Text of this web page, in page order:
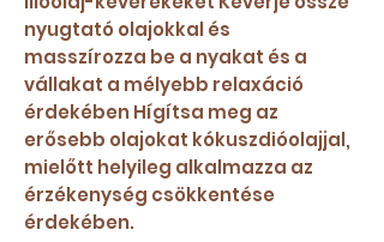
nyugtató olajokkal és
masszírozza be a nyakat és a
vállakat a mélyebb relaxáció
érdekében Hígítsa meg az
erősebb olajokat kókuszdióolajjal,
mielőtt helyileg alkalmazza az
érzékenység csökkentése
érdekében.